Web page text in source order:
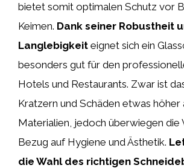
bietet somit optimalen Schutz vor
Keimen. Dank seiner Robustheit
Langlebigkeit eignet sich ein
besonders gut für den
Hotels und Restaurants. Zwar ist
Kratzern und Schäden etwas höher
Materialien, jedoch überwiegen die
Bezug auf Hygiene und Ästhetik.
die Wahl des richtigen